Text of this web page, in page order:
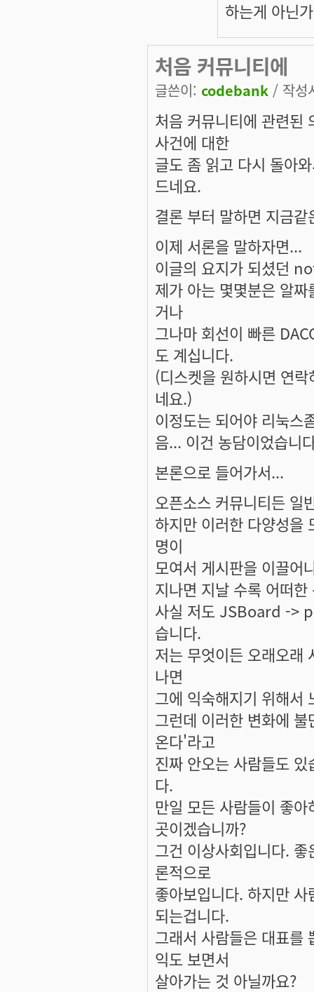
하는게 아닌
처음 커뮤니티에
글쓴이: codebank / 작성
처음 커뮤니티에 관련된
사건에 대한
글도 좀 읽고 다시 돌아
드네요.
결론 부터 말하면 지금
이제 서론을 말하자면...
이글의 요지가 되셨던
제가 아는 몇몇분은 알
거나
그나마 회선이 빠른
도 계십니다.
(디스켓을 원하시면 연
네요.)
이정도는 되어야 리눅스
음... 이건 농담이었습니
본론으로 들어가서...
오픈소스 커뮤니티든 일
하지만 이러한 다양성을
명이
모여서 게시판을 이끌어
지나면 지날 수록 어떠
사실 저도 JSBoard ->
습니다.
저는 무엇이든 오래오래
나면
그에 익숙해지기 위해서
그런데 이러한 변화에
온다'라고
진짜 안오는 사람들도
다.
만일 모든 사람들이 좋
곳이겠습니까?
그건 이상사회입니다.
론적으로
좋아보입니다. 하지만
되는겁니다.
그래서 사람들은 대표를
익도 보면서
살아가는 것 아닐까요?